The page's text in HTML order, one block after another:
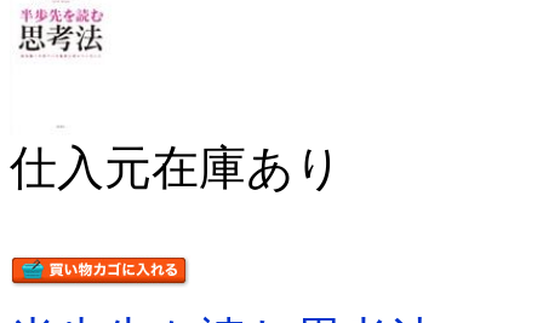
仕入元在庫あり